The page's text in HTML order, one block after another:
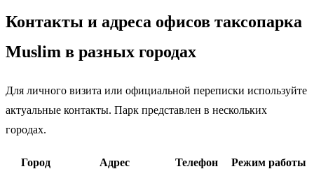
Контакты и адреса офисов таксопарка
Muslim в разных городах
Для личного визита или официальной переписки используйте
актуальные контакты. Парк представлен в нескольких
городах.
Город Адрес Телефон Режим работы